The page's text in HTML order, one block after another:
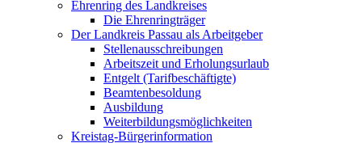
Ehrenring des Landkreises
Die Ehrenringträger
Der Landkreis Passau als Arbeitgeber
Stellenausschreibungen
Arbeitszeit und Erholungsurlaub
Entgelt (Tarifbeschäftigte)
Beamtenbesoldung
Ausbildung
Weiterbildungsmöglichkeiten
Kreistag-Bürgerinformation